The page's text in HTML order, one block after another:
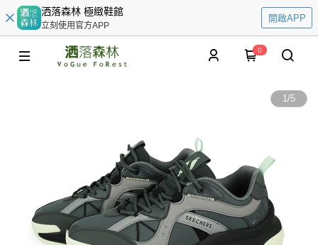
洒落森林 極緻鞋館
立刻使用官方APP
開啟APP
0
1/5